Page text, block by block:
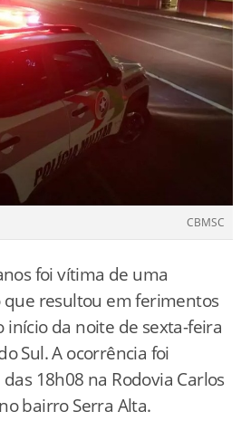
CBMSC
foi vítima de uma
resultou em ferimentos
da noite de sexta-feira
Sul. A ocorrência foi
18h08 na Rodovia Carlos
bairro Serra Alta.